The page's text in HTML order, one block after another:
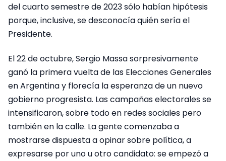
del cuarto semestre de 2023 sólo habían hipótesis
porque, inclusive, se desconocía quién sería el
Presidente.
El 22 de octubre, Sergio Massa sorpresivamente
ganó la primera vuelta de las Elecciones Generales
en Argentina y florecía la esperanza de un nuevo
gobierno progresista. Las campañas electorales se
intensificaron, sobre todo en redes sociales pero
también en la calle. La gente comenzaba a
mostrarse dispuesta a opinar sobre política, a
expresarse por uno u otro candidato: se empezó a